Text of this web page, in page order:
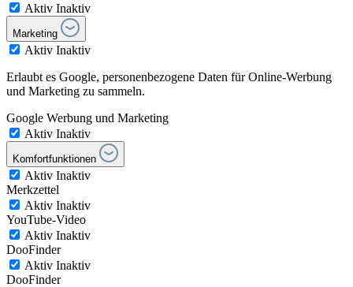
Aktiv Inaktiv
Marketing
Aktiv Inaktiv
Erlaubt es Google, personenbezogene Daten für Online-Werbung
und Marketing zu sammeln.
Google Werbung und Marketing
Aktiv Inaktiv
Komfortfunktionen
Aktiv Inaktiv
Merkzettel
Aktiv Inaktiv
YouTube-Video
Aktiv Inaktiv
DooFinder
Aktiv Inaktiv
DooFinder